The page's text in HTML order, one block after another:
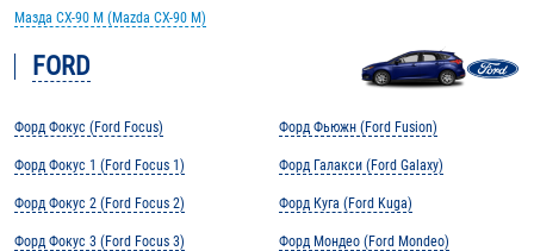
Мазда CX-90 M (Mazda CX-90 M)
FORD
Форд Фокус (Ford Focus)
Форд Фокус 1 (Ford Focus 1)
Форд Фокус 2 (Ford Focus 2)
Форд Фокус 3 (Ford Focus 3)
Форд Фьюжн (Ford Fusion)
Форд Галакси (Ford Galaxy)
Форд Куга (Ford Kuga)
Форд Мондео (Ford Mondeo)